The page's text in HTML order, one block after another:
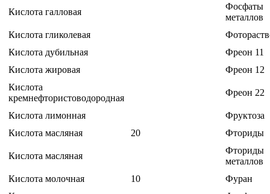
Кислота галловая
Фосфаты
металлов
Кислота гликолевая
Кислота дубильная
Фреон 11
Кислота жировая
Фреон 12
Кислота
кремнефтористоводородная
Фреон 22
Кислота лимонная
Фруктоза
Кислота масляная
20 Фториды
Кислота масляная
Фториды
металлов
Кислота молочная
10
Фуран